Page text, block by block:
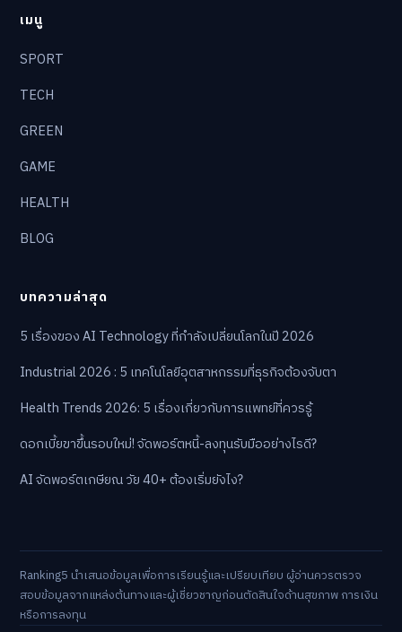
เมนู
SPORT
TECH
GREEN
GAME
HEALTH
BLOG
บทความล่าสุด
5 เรื่องของ AI Technology ที่กำลังเปลี่ยนโลกในปี 2026
Industrial 2026 : 5 เทคโนโลยีอุตสาหกรรมที่ธุรกิจต้องจับตา
Health Trends 2026: 5 เรื่องเกี่ยวกับการแพทย์ที่ควรรู้
ดอกเบี้ยขาขึ้นรอบใหม่! จัดพอร์ตหนี้-ลงทุนรับมืออย่างไรดี?
AI จัดพอร์ตเกษียณ วัย 40+ ต้องเริ่มยังไง?
Ranking5 นำเสนอข้อมูลเพื่อการเรียนรู้และเปรียบเทียบ ผู้อ่านควรตรวจ
สอบข้อมูลจากแหล่งต้นทางและผู้เชี่ยวชาญก่อนตัดสินใจด้านสุขภาพ การเงิน
หรือการลงทุน